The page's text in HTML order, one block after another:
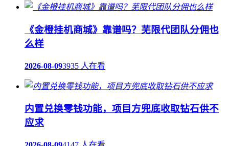
《金橙挂机商城》靠谱吗？芜限代团队分佣也
么样
2026-08-093935 人在看
内置兑换零钱功能，项目方兜底收取钻石供不
应求